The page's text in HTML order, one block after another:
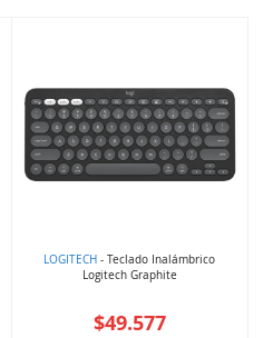
LOGITECH - Teclado Inalámbrico
Logitech Graphite
$49.577